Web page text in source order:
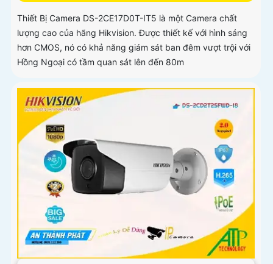
Thiết Bị Camera DS-2CE17D0T-IT5 là một Camera chất
lượng cao của hãng Hikvision. Được thiết kế với hình sáng
hơn CMOS, nó có khả năng giám sát ban đêm vượt trội với
Hồng Ngoại có tầm quan sát lên đến 80m